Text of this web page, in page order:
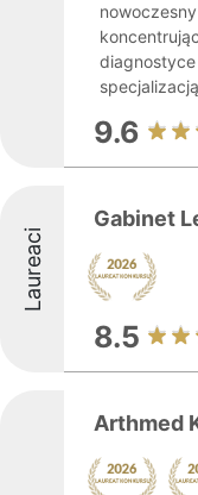
9.6
Laureaci
Gabinet
8.5
Arthmed